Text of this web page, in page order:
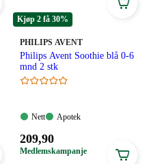
Kjøp 2 få 30%
MERKE:
PHILIPS AVENT
Philips Avent Soothie blå 0-6
mnd 2 stk
Nett:
Nett
Apotek:
Apotek
Pris:
209,90
209,90
Medlemskampanje